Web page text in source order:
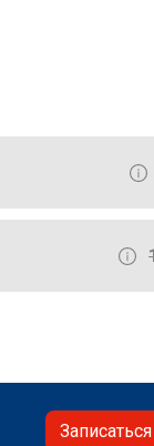
Записаться